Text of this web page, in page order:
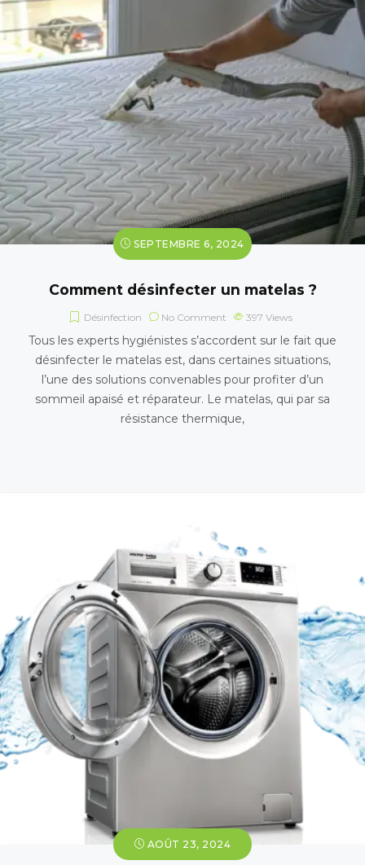
SEPTEMBRE 6, 2024
Comment désinfecter un matelas ?
Désinfection No Comment 397 Views
Tous les experts hygiénistes s’accordent sur le fait que
désinfecter le matelas est, dans certaines situations,
l’une des solutions convenables pour profiter d’un
sommeil apaisé et réparateur. Le matelas, qui par sa
résistance thermique,
AOÛT 23, 2024